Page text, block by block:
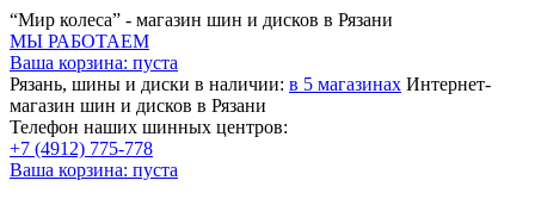
“Мир колеса” - магазин шин и дисков в Рязани
МЫ РАБОТАЕМ
Ваша корзина: пуста
Рязань, шины и диски в наличии: в 5 магазинах Интернет-
магазин шин и дисков в Рязани
Телефон наших шинных центров:
+7 (4912) 775-778
Ваша корзина: пуста